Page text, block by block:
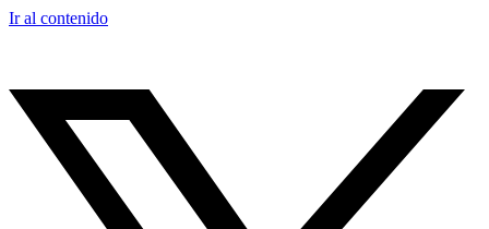
Ir al contenido